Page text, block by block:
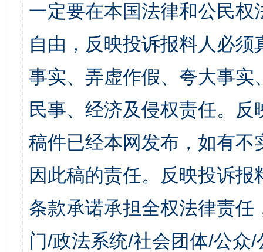
一定要在本国法律和公民
自由，反映投诉报料人必
事实、弄虚作假、夸大事
民事、经济及侵权责任。
稿件已经本网发布，如有
因此稿的责任。反映投诉
条款承诺承担全权法律责
门/政法系统/社会团体/公众